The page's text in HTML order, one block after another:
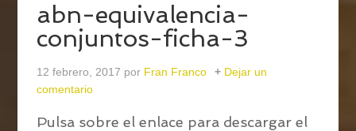
abn-equivalencia-
conjuntos-ficha-3
12 febrero, 2017 por Fran Franco
Dejar un
comentario
Pulsa sobre el enlace para descargar el